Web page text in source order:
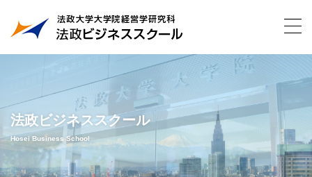
法政ビジネススクール
Hosei Business School